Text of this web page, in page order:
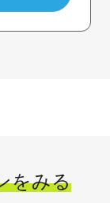
をみる